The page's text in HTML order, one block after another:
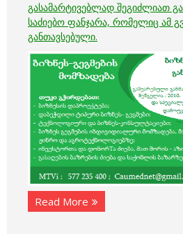
გასამარტივებლად შეგიძლიათ
საძიებო ფანჯარა, რომელიც ამ
განთავსებული.
Read More